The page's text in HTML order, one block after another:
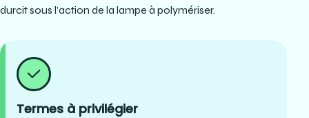
durcit sous l’action de la lampe à polymériser.
Termes à privilégier